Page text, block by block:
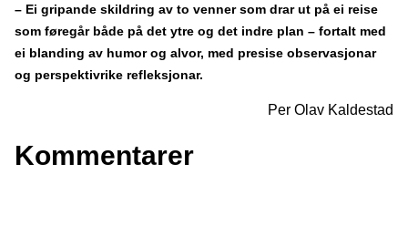
– Ei gripande skildring av to venner som drar ut på ei reise
som føregår både på det ytre og det indre plan – fortalt med
ei blanding av humor og alvor, med presise observasjonar
og perspektivrike refleksjonar.
Per Olav Kaldestad
Kommentarer